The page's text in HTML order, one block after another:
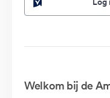
Welkom bij de